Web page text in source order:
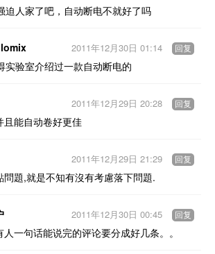
迫人家了吧，自动断电不就好了吗
实验室介绍过一款自动断电的
2011年12月30日 01:14 回复
且能自动卷好更佳
2011年12月29日 20:28 回复
問題,就是不知有沒有考慮落下問題.
2011年12月29日 21:29 回复
人一句话能说完的评论要分成好几条。。
2011年12月30日 00:45 回复